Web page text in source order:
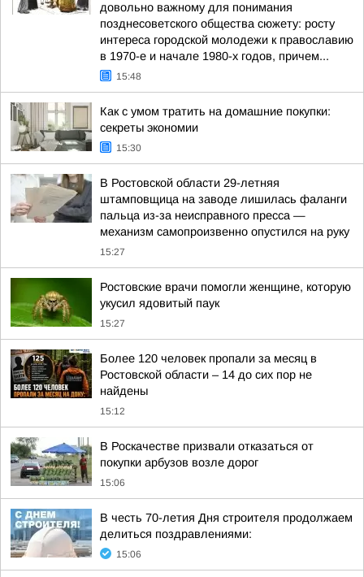
довольно важному для понимания
позднесоветского общества сюжету: росту
интереса городской молодежи к православию
в 1970-е и начале 1980-х годов, причем...
15:48
Как с умом тратить на домашние покупки:
секреты экономии
15:30
В Ростовской области 29-летняя
штамповщица на заводе лишилась фаланги
пальца из-за неисправного пресса —
механизм самопроизвенно опустился на руку
15:27
Ростовские врачи помогли женщине, которую
укусил ядовитый паук
15:27
Более 120 человек пропали за месяц в
Ростовской области – 14 до сих пор не
найдены
15:12
В Роскачестве призвали отказаться от
покупки арбузов возле дорог
15:06
В честь 70-летия Дня строителя продолжаем
делиться поздравлениями:
15:06